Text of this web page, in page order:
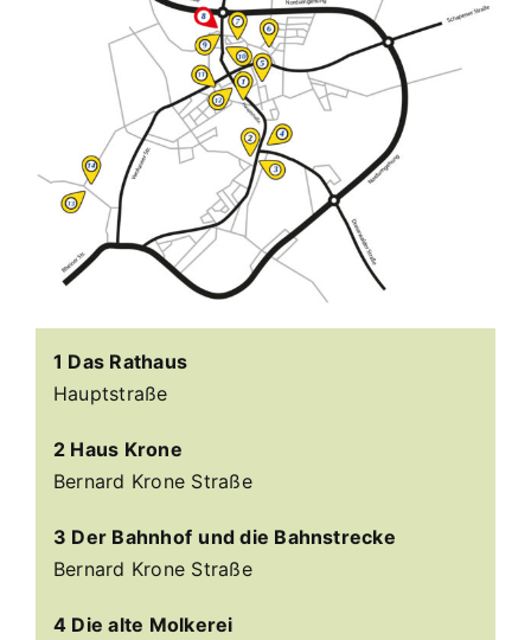
1 Das Rathaus
Hauptstraße
2 Haus Krone
Bernard Krone Straße
3 Der Bahnhof und die Bahnstrecke
Bernard Krone Straße
4 Die alte Molkerei